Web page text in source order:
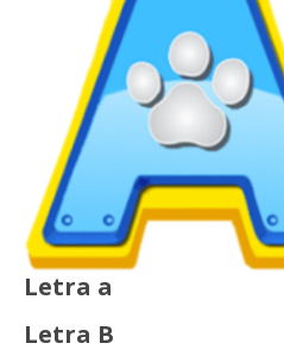
Letra a
Letra B